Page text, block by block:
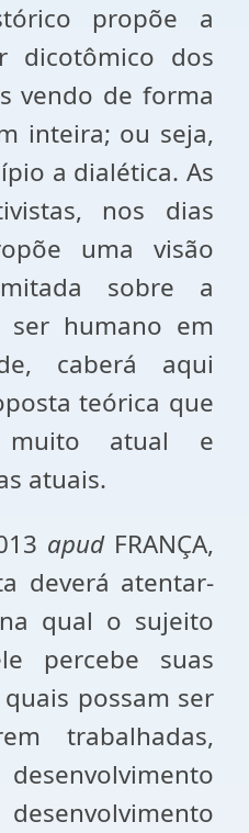
propõe a
dicotômico dos
vendo de forma
inteira; ou seja,
a dialética. As
nos dias
uma visão
sobre a
ser humano em
caberá aqui
teórica que
atual e
atuais.
apudFRANÇA,
deverá atentar-
qual o sujeito
percebe suas
possam ser
trabalhadas,